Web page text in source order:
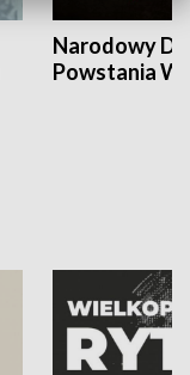
Narodowy
Powstania